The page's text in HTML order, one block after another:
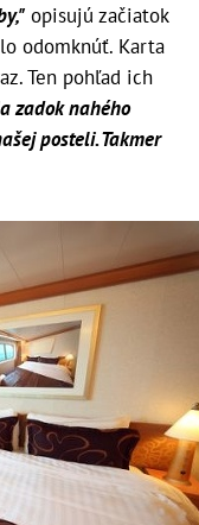
opisujú začiatok
odomknúť. Karta
Ten pohľad ich
zadok nahého
posteli. Takmer